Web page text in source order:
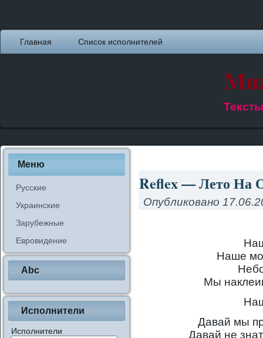
Главная Список исполнителей
Меню
Русские
Украинские
Зарубежные
Евровидение
Abc
Исполнители
Исполнители
Reflex — Лето На
Опубликовано
Наше
Мы
Давай мы
Давай не